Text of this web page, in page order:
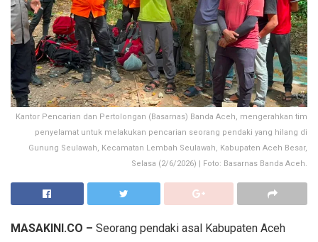
Kantor Pencarian dan Pertolongan (Basarnas) Banda Aceh, mengerahkan tim
penyelamat untuk melakukan pencarian seorang pendaki yang hilang di
Gunung Seulawah, Kecamatan Lembah Seulawah, Kabupaten Aceh Besar,
Selasa (2/6/2026) | Foto: Basarnas Banda Aceh.
MASAKINI.CO – Seorang pendaki asal Kabupaten Aceh